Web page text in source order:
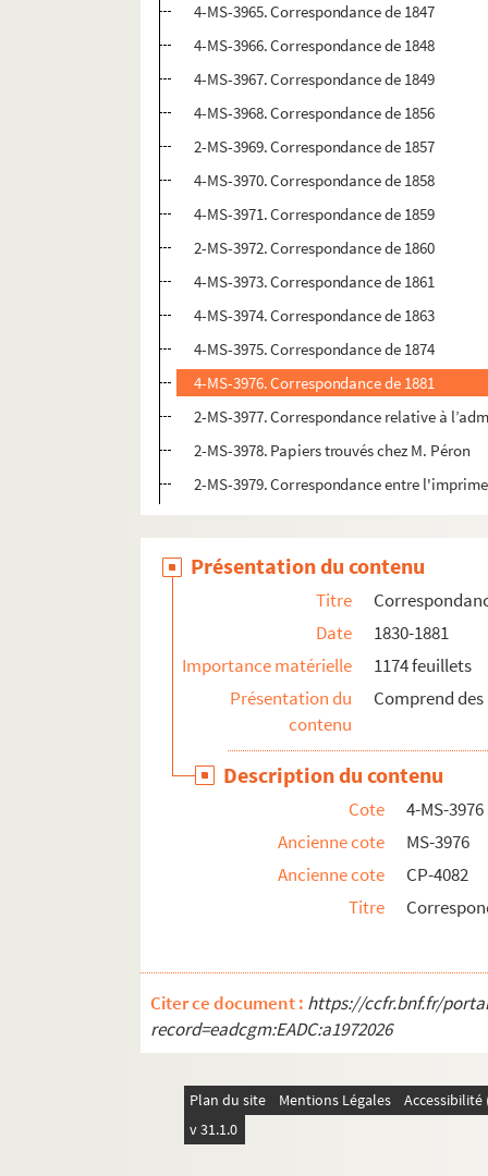
4-MS-3965. Correspondance de 1847
4-MS-3966. Correspondance de 1848
4-MS-3967. Correspondance de 1849
4-MS-3968. Correspondance de 1856
2-MS-3969. Correspondance de 1857
4-MS-3970. Correspondance de 1858
4-MS-3971. Correspondance de 1859
2-MS-3972. Correspondance de 1860
4-MS-3973. Correspondance de 1861
4-MS-3974. Correspondance de 1863
4-MS-3975. Correspondance de 1874
4-MS-3976. Correspondance de 1881
2-MS-3977. Correspondance relative à
2-MS-3978. Papiers trouvés chez M. Péron
2-MS-3979. Correspondance entre
Présentation du contenu
Titre
Date
1830-1881
Importance matérielle
1174 feuillets
Présentation du
contenu
Comprend
Description du contenu
Cote
4-MS-3976
Ancienne cote
MS-3976
Ancienne cote
CP-4082
Titre
Citer ce document : https://ccfr.bnf.fr/
record=eadcgm:EADC:a1972026
Plan du site Mentions Légales
v 31.1.0